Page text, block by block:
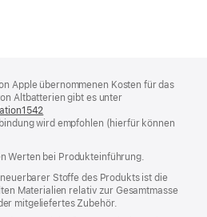
Apple übernommenen Kosten für das
Altbatterien gibt es unter
ein
wird empfohlen (hierfür können
Werten bei Produkteinführung.
Stoffe des Produkts ist die
Materialien relativ zur Gesamtmasse
mitgeliefertes Zubehör.